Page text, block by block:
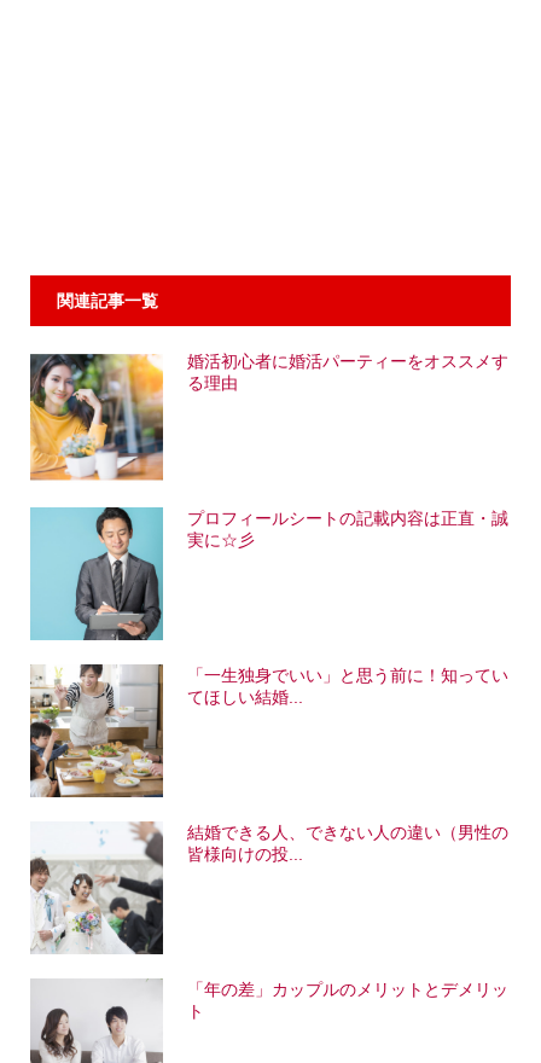
関連記事一覧
婚活初心者に婚活パーティーをオススメす
る理由
プロフィールシートの記載内容は正直・誠
実に☆彡
「一生独身でいい」と思う前に！知ってい
てほしい結婚...
結婚できる人、できない人の違い（男性の
皆様向けの投...
「年の差」カップルのメリットとデメリッ
ト